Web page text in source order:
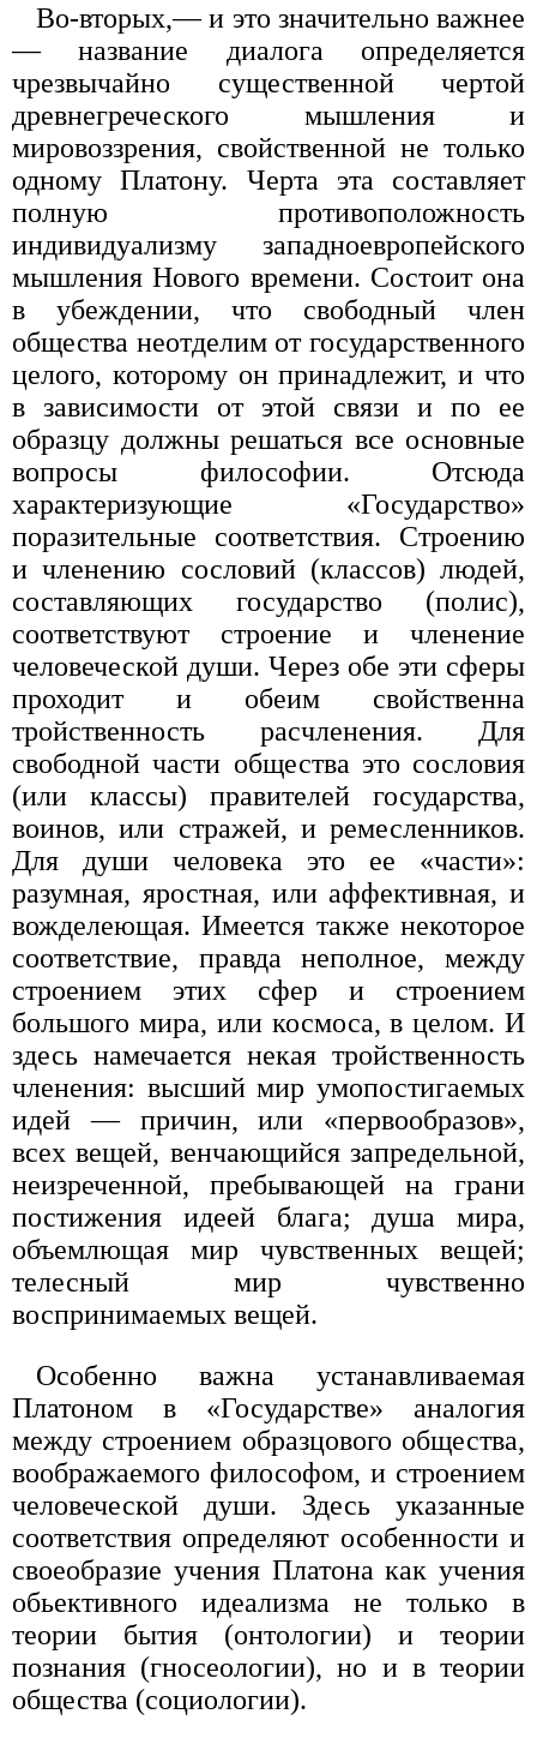
Во-вторых,— и это значительно важнее
— название диалога определяется
чрезвычайно существенной чертой
древнегреческого мышления и
мировоззрения, свойственной не только
одному Платону. Черта эта составляет
полную противоположность
индивидуализму западноевропейского
мышления Нового времени. Состоит она
в убеждении, что свободный член
общества неотделим от государственного
целого, которому он принадлежит, и что
в зависимости от этой связи и по ее
образцу должны решаться все основные
вопросы философии. Отсюда
характеризующие «Государство»
поразительные соответствия. Строению
и членению сословий (классов) людей,
составляющих государство (полис),
соответствуют строение и членение
человеческой души. Через обе эти сферы
проходит и обеим свойственна
тройственность расчленения. Для
свободной части общества это сословия
(или классы) правителей государства,
воинов, или стражей, и ремесленников.
Для души человека это ее «части»:
разумная, яростная, или аффективная, и
вожделеющая. Имеется также некоторое
соответствие, правда неполное, между
строением этих сфер и строением
большого мира, или космоса, в целом. И
здесь намечается некая тройственность
членения: высший мир умопостигаемых
идей — причин, или «первообразов»,
всех вещей, венчающийся запредельной,
неизреченной, пребывающей на грани
постижения идеей блага; душа мира,
объемлющая мир чувственных вещей;
телесный мир чувственно
воспринимаемых вещей.
Особенно важна устанавливаемая
Платоном в «Государстве» аналогия
между строением образцового общества,
воображаемого философом, и строением
человеческой души. Здесь указанные
соответствия определяют особенности и
своеобразие учения Платона как учения
обьективного идеализма не только в
теории бытия (онтологии) и теории
познания (гносеологии), но и в теории
общества (социологии).